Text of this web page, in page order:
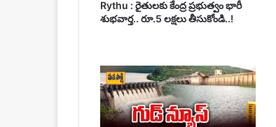
Rythu : రైతులకు కేంద్ర ప్రభుత్వం భారీ
శుభవార్త.. రూ.5 లక్షలు తీసుకోండి..!